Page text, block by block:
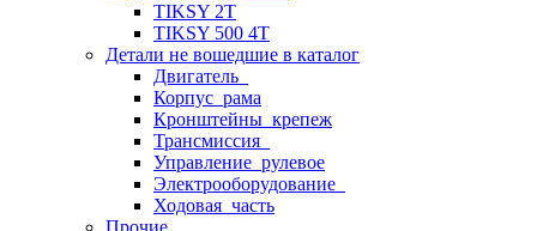
TIKSY 2T
TIKSY 500 4T
Детали не вошедшие в каталог
Двигатель_
Корпус_рама
Кронштейны_крепеж
Трансмиссия_
Управление_рулевое
Электрооборудование_
Ходовая_часть
Прочие